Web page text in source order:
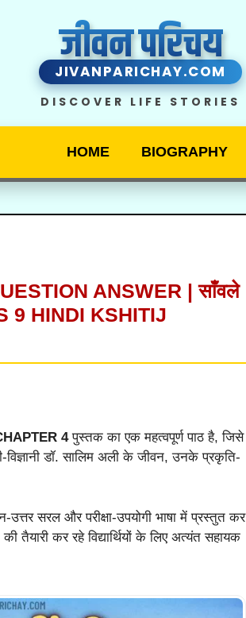
जीवन परिचय
JIVANPARICHAY.COM
DISCOVER LIFE STORIES
HOME BIOGRAPHY
ANSWER | साँवले
9 HINDI KSHITIJ
4पुस्तक का एक महत्वपूर्ण पाठ है, जिसे
विज्ञानी डॉ. सालिम अली के जीवन, उनके प्रकृति-
सरल और परीक्षा-उपयोगी भाषा में प्रस्तुत कर
कर रहे विद्यार्थियों के लिए अत्यंत सहायक